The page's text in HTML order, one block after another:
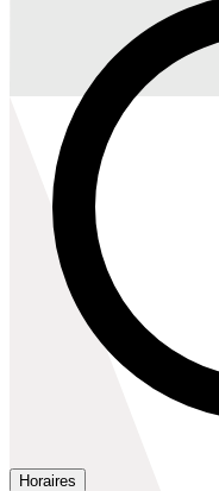
Horaires